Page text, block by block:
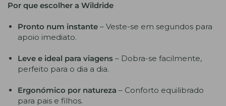
Por que escolher a Wildride
Pronto num instante – Veste-se em segundos para
apoio imediato.
Leve e ideal para viagens – Dobra-se facilmente,
perfeito para o dia a dia.
Ergonómico por natureza – Conforto equilibrado
para pais e filhos.